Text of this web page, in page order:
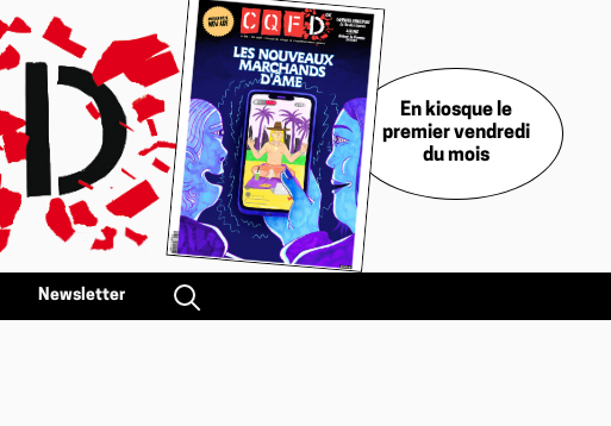
En kiosque le
premier vendredi
du mois
Newsletter